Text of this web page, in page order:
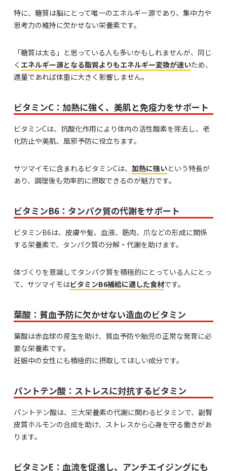
特に、糖質は脳にとって唯一のエネルギー源であり、集中力や
思考力の維持に欠かせない栄養素です。
「糖質は太る」と思っている人も多いかもしれませんが、同じ
く エネルギー源となる脂質よりもエネルギー変換が速いため、
適量であれば体重に大きく影響しません。
ビタミンC：加熱に強く、美肌と免疫力をサポート
ビタミンCは、抗酸化作用により体内の活性酸素を除去し、老
化防止や美肌、風邪予防に役立ちます。
サツマイモに含まれるビタミンCは、 加熱に強いという特長が
あり、調理後も効率的に摂取できるのが魅力です。
ビタミンB6：タンパク質の代謝をサポート
ビタミンB6は、皮膚や髪、血液、筋肉、爪などの形成に関係
する栄養素で、タンパク質の分解・代謝を助けます。
体づくりを意識してタンパク質を積極的にとっている人にとっ
て、サツマイモはビタミンB6補給に適した食材です。
葉酸：貧血予防に欠かせない造血のビタミン
葉酸は赤血球の産生を助け、貧血予防や胎児の正常な発育に必
要な栄養素です。
妊娠中の女性にも積極的に摂取してほしい成分です。
パントテン酸：ストレスに対抗するビタミン
パントテン酸は、三大栄養素の代謝に関わるビタミンで、副腎
皮質ホルモンの合成を助け、ストレスから心身を守る働きがあ
ります。
ビタミンE：血流を促進し、アンチエイジングにも